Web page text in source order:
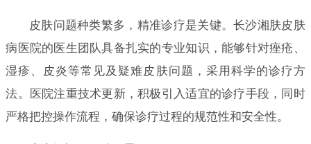
皮肤问题种类繁多，精准诊疗是关键。长沙湘肤皮肤
病医院的医生团队具备扎实的专业知识，能够针对痤疮、
湿疹、皮炎等常见及疑难皮肤问题，采用科学的诊疗方
法。医院注重技术更新，积极引入适宜的诊疗手段，同时
严格把控操作流程，确保诊疗过程的规范性和安全性。